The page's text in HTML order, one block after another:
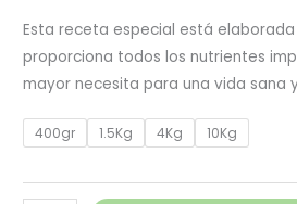
S/
Esta receta especial está
proporciona todos los nutrientes
mayor necesita para una vida sana
400gr 1.5Kg 4Kg 10Kg